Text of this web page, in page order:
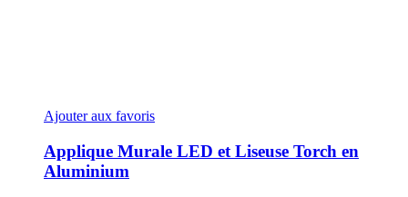
Ajouter aux favoris
Applique Murale LED et Liseuse Torch en
Aluminium